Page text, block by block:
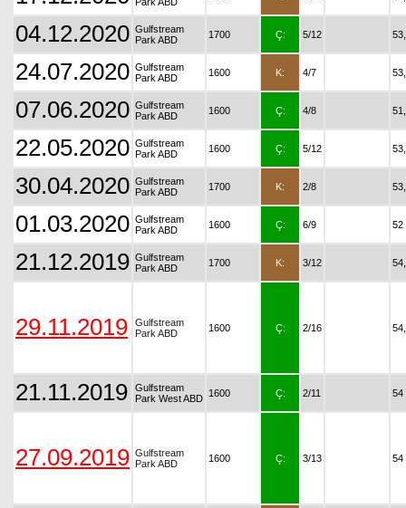
04.12.2020 Gulfstream
Park ABD
1700 Ç: 5/12
24.07.2020 Gulfstream
Park ABD
1600 K: 4/7
07.06.2020 Gulfstream
Park ABD
1600 Ç: 4/8
22.05.2020 Gulfstream
Park ABD
1600 Ç: 5/12
30.04.2020 Gulfstream
Park ABD
1700 K: 2/8
01.03.2020 Gulfstream
Park ABD
1600 Ç: 6/9 52
21.12.2019 Gulfstream
Park ABD
1700 K: 3/12
29.11.2019
Gulfstream
Park ABD
1600 Ç: 2/16
21.11.2019
Gulfstream
Park West ABD 1600 Ç: 2/11 54
27.09.2019 Gulfstream
Park ABD
1600 Ç: 3/13 54